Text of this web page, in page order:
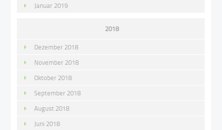
Januar 2019
2018
Dezember 2018
November 2018
Oktober 2018
September 2018
August 2018
Juni 2018